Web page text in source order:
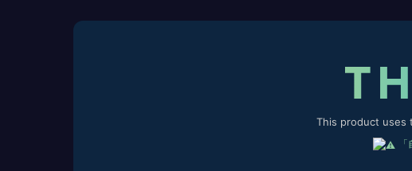
This product uses